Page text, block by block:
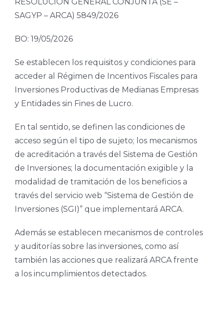
SAGYP – ARCA) 5849/2026
BO: 19/05/2026
Se establecen los requisitos y condiciones para
acceder al Régimen de Incentivos Fiscales para
Inversiones Productivas de Medianas Empresas
y Entidades sin Fines de Lucro.
En tal sentido, se definen las condiciones de
acceso según el tipo de sujeto; los mecanismos
de acreditación a través del Sistema de Gestión
de Inversiones; la documentación exigible y la
modalidad de tramitación de los beneficios a
través del servicio web “Sistema de Gestión de
Inversiones (SGI)” que implementará ARCA.
Además se establecen mecanismos de controles
y auditorías sobre las inversiones, como así
también las acciones que realizará ARCA frente
a los incumplimientos detectados.